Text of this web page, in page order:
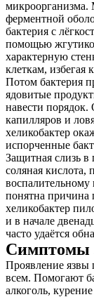
микроорганизма.
ферментной
бактерия с
помощью
характерную
клеткам, избегая
Потом бактерия
ядовитые
навести
капилляров и
хеликобактер
испорченные
Защитная слизь
соляная кислота,
воспалительному
понятна причина
хеликобактер
и в начале
часто удаётся
Симптомы
Проявление язвы
всем. Помогают
алкоголь,